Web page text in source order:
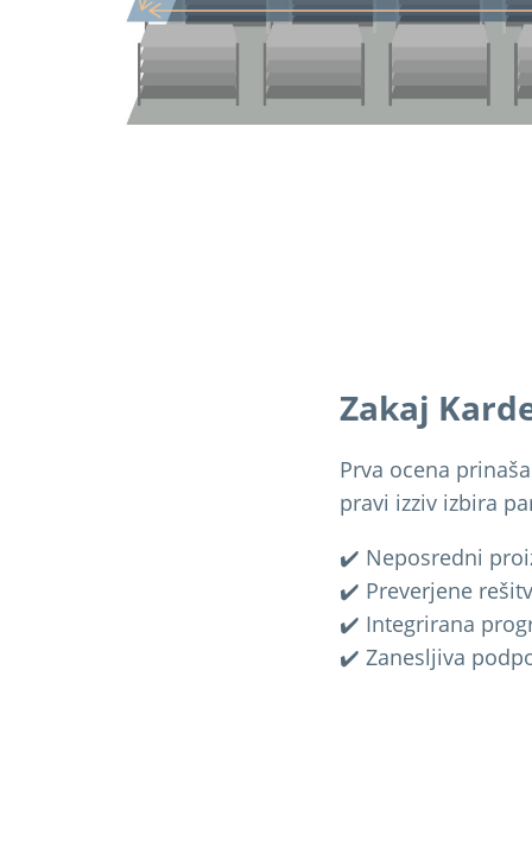
Zakaj
Prva ocena
pravi izziv izbira
✔️ Neposredni
✔️ Preverjene
✔️ Integrirana
✔️ Zanesljiva